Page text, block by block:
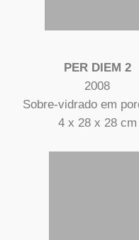
PER DIEM 2
2008
Sobre-vidrado em
4 x 28 x 28 cm